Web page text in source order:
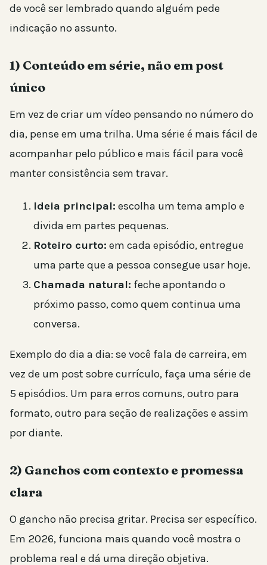
de você ser lembrado quando alguém pede
indicação no assunto.
1) Conteúdo em série, não em post
único
Em vez de criar um vídeo pensando no número do
dia, pense em uma trilha. Uma série é mais fácil de
acompanhar pelo público e mais fácil para você
manter consistência sem travar.
Ideia principal: escolha um tema amplo e
divida em partes pequenas.
Roteiro curto: em cada episódio, entregue
uma parte que a pessoa consegue usar hoje.
Chamada natural: feche apontando o
próximo passo, como quem continua uma
conversa.
Exemplo do dia a dia: se você fala de carreira, em
vez de um post sobre currículo, faça uma série de
5 episódios. Um para erros comuns, outro para
formato, outro para seção de realizações e assim
por diante.
2) Ganchos com contexto e promessa
clara
O gancho não precisa gritar. Precisa ser específico.
Em 2026, funciona mais quando você mostra o
problema real e dá uma direção objetiva.